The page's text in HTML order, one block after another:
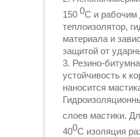
150 0С и рабочим
теплоизолятор,
материала и
защитой от
Резино-
устойчивость к
наносится
слоев мастики.
400С изоляция